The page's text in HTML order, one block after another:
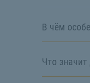
В чём
Что значит